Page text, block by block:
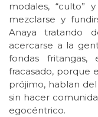
modales,
mezclarse y
Anaya tratando
acercarse a la
fondas
fracasado, porque
prójimo, hablan
sin hacer
egocéntrico.